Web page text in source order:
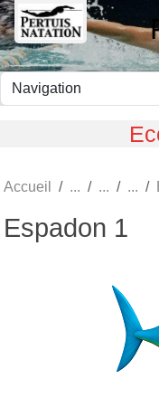
Accueil
Espadon 1
Panneau de gestion des